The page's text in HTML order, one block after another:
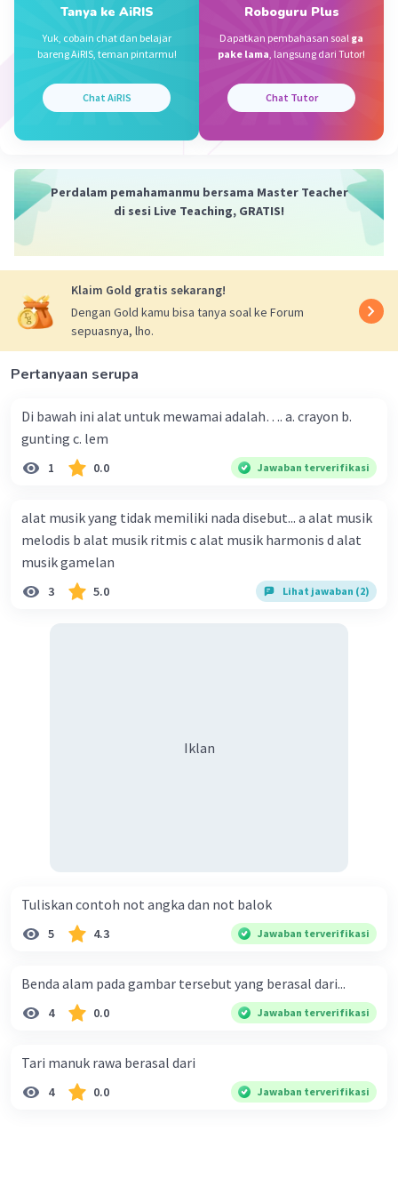
Sumber W Level 72
08 Oktober 2023 08:43
Jawaban terverifikasi
Penjelasan :
Penata musik atau Arranger
Beri Rating Balas
Tanya ke AiRIS
Yuk, cobain chat dan belajar
bareng AiRIS, teman pintarmu!
Chat AiRIS
Roboguru Plus
Dapatkan pembahasan soal ga
pake lama, langsung dari Tutor!
Chat Tutor
Perdalam pemahamanmu bersama Master Teacher
di sesi Live Teaching, GRATIS!
Klaim Gold gratis sekarang!
Dengan Gold kamu bisa tanya soal ke Forum
sepuasnya, lho.
Pertanyaan serupa
Di bawah ini alat untuk mewamai adalah…. a. crayon b.
gunting c. lem
1 0.0 Jawaban terverifikasi
alat musik yang tidak memiliki nada disebut... a alat musik
melodis b alat musik ritmis c alat musik harmonis d alat
musik gamelan
3 5.0 Lihat jawaban (2)
Iklan
Tuliskan contoh not angka dan not balok​
5 4.3 Jawaban terverifikasi
Benda alam pada gambar tersebut yang berasal dari...
4 0.0 Jawaban terverifikasi
Tari manuk rawa berasal dari
4 0.0 Jawaban terverifikasi